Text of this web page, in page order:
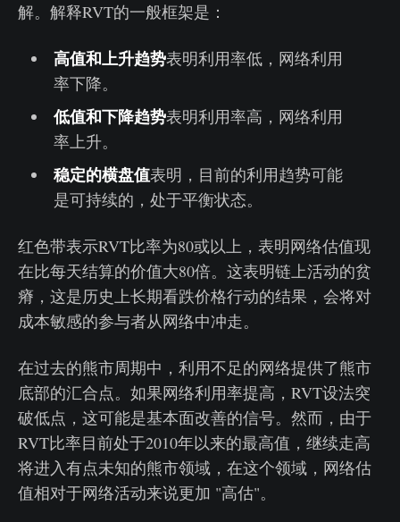
解。解释RVT的一般框架是：
高值和上升趋势表明利用率低，网络利用
率下降。
低值和下降趋势表明利用率高，网络利用
率上升。
稳定的横盘值表明，目前的利用趋势可能
是可持续的，处于平衡状态。
红色带表示RVT比率为80或以上，表明网络估值现
在比每天结算的价值大80倍。这表明链上活动的贫
瘠，这是历史上长期看跌价格行动的结果，会将对
成本敏感的参与者从网络中冲走。
在过去的熊市周期中，利用不足的网络提供了熊市
底部的汇合点。如果网络利用率提高，RVT设法突
破低点，这可能是基本面改善的信号。然而，由于
RVT比率目前处于2010年以来的最高值，继续走高
将进入有点未知的熊市领域，在这个领域，网络估
值相对于网络活动来说更加 "高估"。